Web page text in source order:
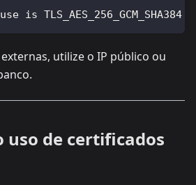
is TLS_AES_256_GCM_SHA384
utilize o IP público ou
uso de certificados